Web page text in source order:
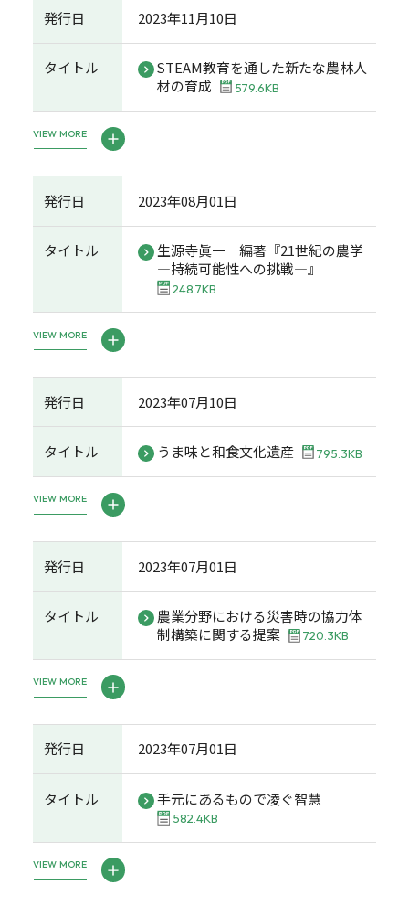
発行日 2023年11月10日
タイトル
STEAM教育を通した新たな農林人
材の育成
579.6KB
VIEW MORE
発行日 2023年08月01日
タイトル
生源寺眞一 編著『21世紀の農学
―持続可能性への挑戦―』
248.7KB
VIEW MORE
発行日 2023年07月10日
タイトル うま味と和食文化遺産 795.3KB
VIEW MORE
発行日 2023年07月01日
タイトル
農業分野における災害時の協力体
制構築に関する提案
720.3KB
VIEW MORE
発行日 2023年07月01日
タイトル 手元にあるもので凌ぐ智慧
582.4KB
VIEW MORE